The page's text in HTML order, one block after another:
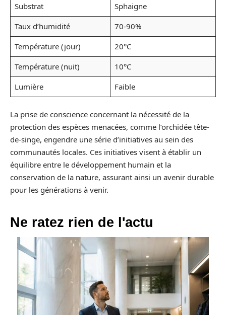
Substrat
Sphaigne
Taux d’humidité
70-90%
Température (jour)
20°C
Température (nuit)
10°C
Lumière
Faible
La prise de conscience concernant la nécessité de la
protection des espèces menacées, comme l’orchidée tête-
de-singe, engendre une série d’initiatives au sein des
communautés locales. Ces initiatives visent à établir un
équilibre entre le développement humain et la
conservation de la nature, assurant ainsi un avenir durable
pour les générations à venir.
Ne ratez rien de l'actu